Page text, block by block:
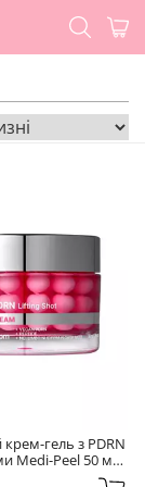
гель з PDRN
Medi-Peel 50 мл